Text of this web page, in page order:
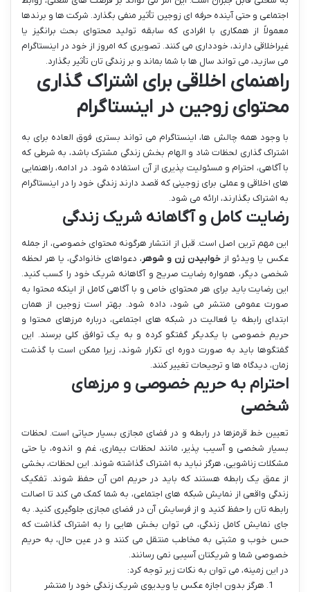
اجتماعی و حتی آینده حرفه ای زوجین تأثیر منفی بگذارد. شرکت ها و برندها
معمولاً از همکاری با افرادی که سابقه تولید محتوای بحث برانگیز یا
غیراخلاقی دارند، خودداری می کنند. تصویری که امروز از خود در اینستاگرام
می سازید، می تواند سال ها با شما بماند و بر زندگی تان تأثیر بگذارد.
راهنمای اخلاقی برای اشتراک گذاری
محتوای زوجین در اینستاگرام
با وجود همه چالش ها، اینستاگرام می تواند بستری فوق العاده برای به
اشتراک گذاری لحظات شاد و الهام بخش زندگی مشترک باشد، به شرطی که
با آگاهی، احترام و مسئولیت پذیری از آن استفاده شود. در ادامه، راهنمایی
های اخلاقی و عملی برای زوجینی که قصد دارند زندگی خود را در اینستاگرام
به اشتراک بگذارند، ارائه می شود.
رضایت کامل و آگاهانه شریک زندگی
این مهم ترین اصل است. قبل از انتشار هرگونه محتوای خصوصی، از جمله
عکس یا ویدئو از خوابیدن زن و شوهر، دعواهای خانوادگی، یا هر لحظه
شخصی دیگر، همواره رضایت صریح و آگاهانه شریک خود را کسب کنید.
این رضایت باید برای هر محتوای خاص و با آگاهی کامل از اینکه محتوا به
صورت عمومی منتشر می شود، داده شود. بهتر است زوجین از همان
ابتدای رابطه یا فعالیت در شبکه های اجتماعی، درباره مرزهای محتوا و
حریم خصوصی با یکدیگر گفتگو کرده و به یک توافق کلی برسند. این
گفتگوها باید به صورت دوره ای تکرار شوند، زیرا ممکن است با گذشت
زمان، دیدگاه ها و ترجیحات تغییر کنند.
احترام به حریم خصوصی و مرزهای
شخصی
تعیین خط قرمزها در رابطه و در فضای مجازی بسیار حیاتی است. لحظات
بسیار شخصی و آسیب پذیر، مانند لحظات بیماری، غم و اندوه، یا حتی
مشکلات زناشویی، هرگز نباید به اشتراک گذاشته شوند. این لحظات، بخشی
از عمق یک رابطه هستند که باید در حریم امن آن حفظ شوند. تفکیک
زندگی واقعی از نمایش شبکه های اجتماعی، به شما کمک می کند تا اصالت
رابطه تان را حفظ کنید و از فرسایش آن در فضای مجازی جلوگیری کنید. به
جای نمایش کامل زندگی، می توان بخش هایی را به اشتراک گذاشت که
حس خوب و مثبتی به مخاطب منتقل می کنند و در عین حال، به حریم
خصوصی شما و شریکتان آسیبی نمی رسانند.
در این زمینه، می توان به نکات زیر توجه کرد:
هرگز بدون اجازه عکس یا ویدیوی شریک زندگی خود را منتشر